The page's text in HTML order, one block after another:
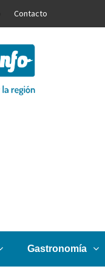
Contacto
Gastronomía